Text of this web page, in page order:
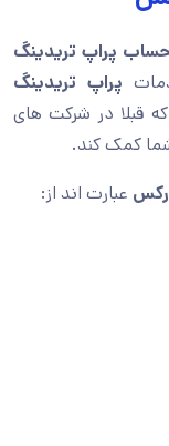
پراپ تریدینگ
پراپ تریدینگ
که قبلا در شرکت های
شما کمک کند.
عبارت اند از: